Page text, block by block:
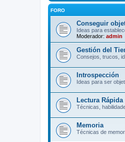
FORO
Conseguir
Ideas para
Moderador: admin
Gestión del
Consejos, trucos,
Introspección
Ideas para ser
Lectura Rápida
Técnicas,
Memoria
Técnicas de